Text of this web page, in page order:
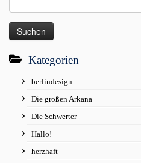
nach:
Kategorien
berlindesign
Die großen Arkana
Die Schwerter
Hallo!
herzhaft